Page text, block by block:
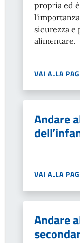
propria ed
sicurezza e
alimentare.
VAI ALLA
Andare
VAI ALLA
Andare